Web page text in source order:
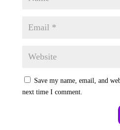
Save my name, email, and
next time I comment.